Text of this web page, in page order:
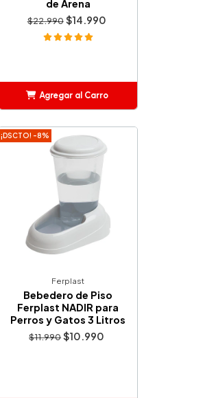
de Arena
$22.990 $14.990
Agregar al Carro
¡DSCTO! -8%
Ferplast
Bebedero de Piso
Ferplast NADIR para
Perros y Gatos 3 Litros
$11.990$10.990